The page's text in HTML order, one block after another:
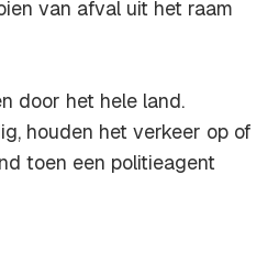
van afval uit het raam
door het hele land.
houden het verkeer op of
toen een politieagent